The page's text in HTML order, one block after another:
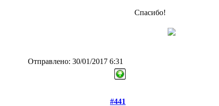
Отправлено: 30/01/2017 6:31
#441
Спасибо!